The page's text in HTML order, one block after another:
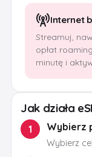
Internet
Streamuj,
opłat
minutę i
Jak działa
1 Wybierz
Wybierz